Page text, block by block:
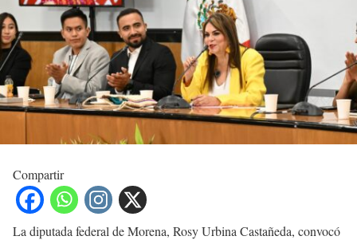
Compartir
La diputada federal de Morena, Rosy Urbina Castañeda, convocó